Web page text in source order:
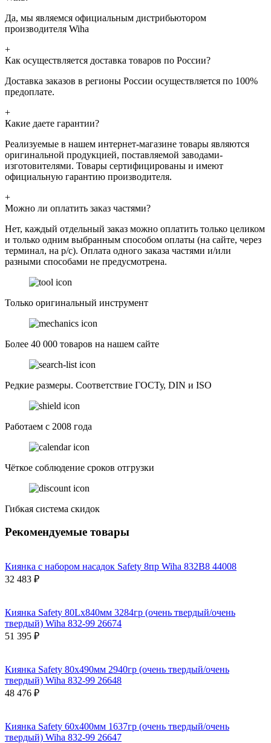
Да, мы являемся официальным дистрибьютором
производителя Wiha
+
Как осуществляется доставка товаров по России?
Доставка заказов в регионы России осуществляется по 100%
предоплате.
+
Какие даете гарантии?
Реализуемые в нашем интернет-магазине товары являются
оригинальной продукцией, поставляемой заводами-
изготовителями. Товары сертифицированы и имеют
официальную гарантию производителя.
+
Можно ли оплатить заказ частями?
Нет, каждый отдельный заказ можно оплатить только целиком
и только одним выбранным способом оплаты (на сайте, через
терминал, на р/с). Оплата одного заказа частями и/или
разными способами не предусмотрена.
Только оригинальный инструмент
Более 40 000 товаров на нашем сайте
Редкие размеры. Соответствие ГОСТу, DIN и ISO
Работаем с 2008 года
Чёткое соблюдение сроков отгрузки
Гибкая система скидок
Рекомендуемые товары
Киянка с набором насадок Safety 8пр Wiha 832B8 44008
32 483 ₽
Киянка Safety 80Lх840мм 3284гр (очень твердый/очень
твердый) Wiha 832-99 26674
51 395 ₽
Киянка Safety 80х490мм 2940гр (очень твердый/очень
твердый) Wiha 832-99 26648
48 476 ₽
Киянка Safety 60х400мм 1637гр (очень твердый/очень
твердый) Wiha 832-99 26647